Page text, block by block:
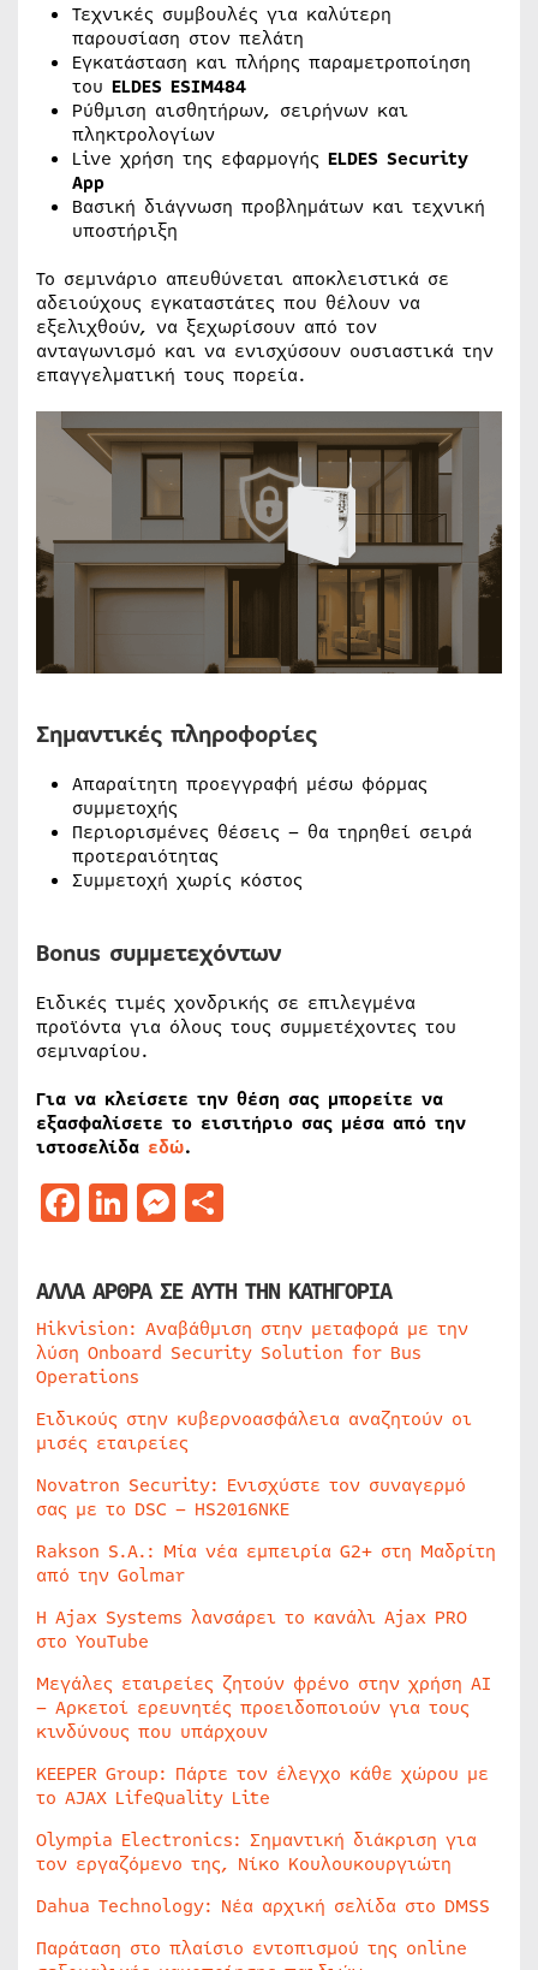
Τεχνικές συμβουλές για καλύτερη
παρουσίαση στον πελάτη
Εγκατάσταση και πλήρης παραμετροποίηση
του ELDES ESIM484
Ρύθμιση αισθητήρων, σειρήνων και
πληκτρολογίων
Live χρήση της εφαρμογής ELDES Security
App
Βασική διάγνωση προβλημάτων και τεχνική
υποστήριξη
Το σεμινάριο απευθύνεται αποκλειστικά σε
αδειούχους εγκαταστάτες που θέλουν να
εξελιχθούν, να ξεχωρίσουν από τον
ανταγωνισμό και να ενισχύσουν ουσιαστικά την
επαγγελματική τους πορεία.
Σημαντικές πληροφορίες
Απαραίτητη προεγγραφή μέσω φόρμας
συμμετοχής
Περιορισμένες θέσεις – θα τηρηθεί σειρά
προτεραιότητας
Συμμετοχή χωρίς κόστος
Bonus συμμετεχόντων
Ειδικές τιμές χονδρικής σε επιλεγμένα
προϊόντα για όλους τους συμμετέχοντες του
σεμιναρίου.
Για να κλείσετε την θέση σας μπορείτε να
εξασφαλίσετε το εισιτήριο σας μέσα από την
ιστοσελίδα εδώ.
Facebook
LinkedIn
Messenger
ΑΛΛΑ ΑΡΘΡΑ ΣΕ ΑΥΤΗ ΤΗΝ ΚΑΤΗΓΟΡΙΑ
Hikvision: Αναβάθμιση στην μεταφορά με την
λύση Onboard Security Solution for Bus
Operations
Ειδικούς στην κυβερνοασφάλεια αναζητούν οι
μισές εταιρείες
Novatron Security: Ενισχύστε τον συναγερμό
σας με το DSC – HS2016NKE
Rakson S.A.: Μία νέα εμπειρία G2+ στη Μαδρίτη
από την Golmar
Η Ajax Systems λανσάρει το κανάλι Ajax PRO
στο YouTube
Μεγάλες εταιρείες ζητούν φρένο στην χρήση AI
– Αρκετοί ερευνητές προειδοποιούν για τους
κινδύνους που υπάρχουν
KEEPER Group: Πάρτε τον έλεγχο κάθε χώρου με
το AJAX LifeQuality Lite
Olympia Electronics: Σημαντική διάκριση για
τον εργαζόμενο της, Νίκο Κουλουκουργιώτη
Dahua Technology: Νέα αρχική σελίδα στο DMSS
Παράταση στο πλαίσιο εντοπισμού της online